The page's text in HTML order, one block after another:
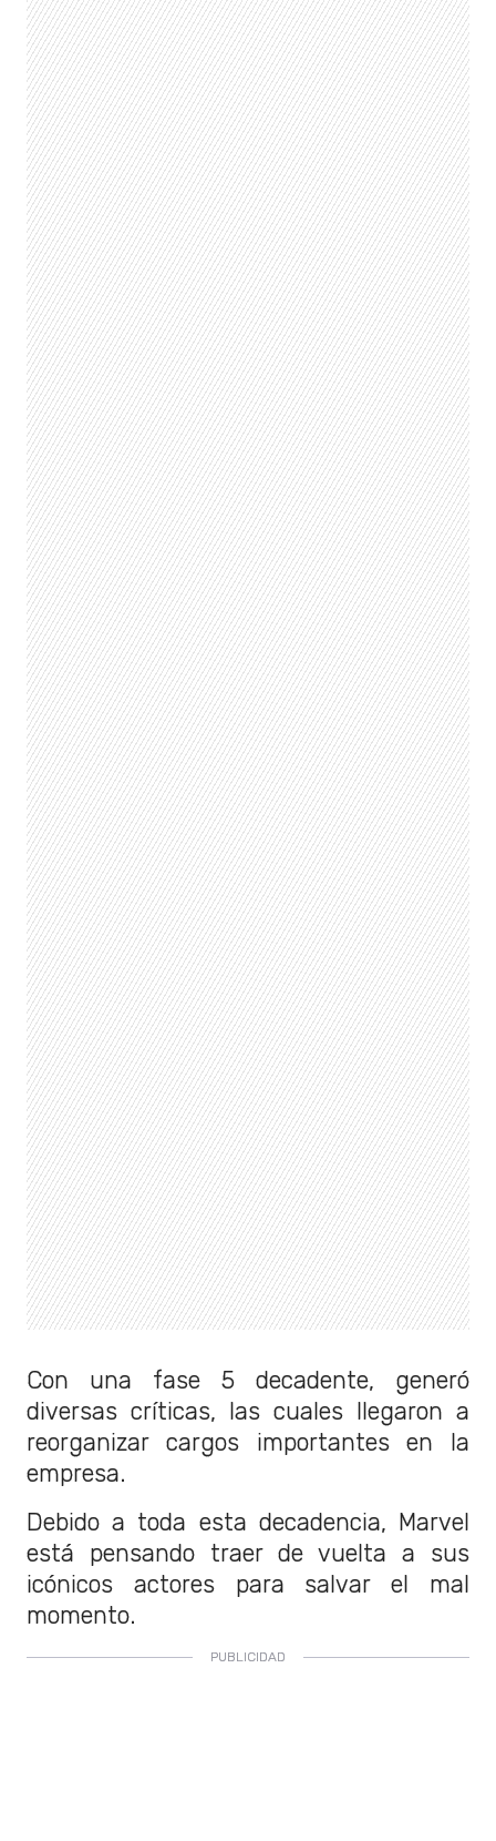
Con una fase 5 decadente, generó
diversas críticas, las cuales llegaron a
reorganizar cargos importantes en la
empresa.
Debido a toda esta decadencia, Marvel
está pensando traer de vuelta a sus
icónicos actores para salvar el mal
momento.